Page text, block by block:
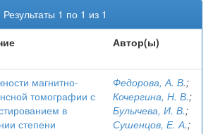
Результаты 1 по 1 из 1
Автор(ы)
магнитно-
томографии с
в
степени
Федорова, А. В.;
Кочергина, Н. В.;
Булычева, И. В.;
Сушенцов, Е. А.;